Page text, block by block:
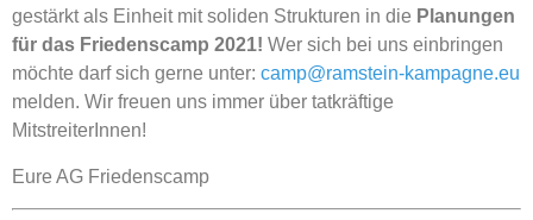
gestärkt als Einheit mit soliden Strukturen in die Planungen
für das Friedenscamp 2021! Wer sich bei uns einbringen
möchte darf sich gerne unter: camp@ramstein-kampagne.eu
melden. Wir freuen uns immer über tatkräftige
MitstreiterInnen!
Eure AG Friedenscamp